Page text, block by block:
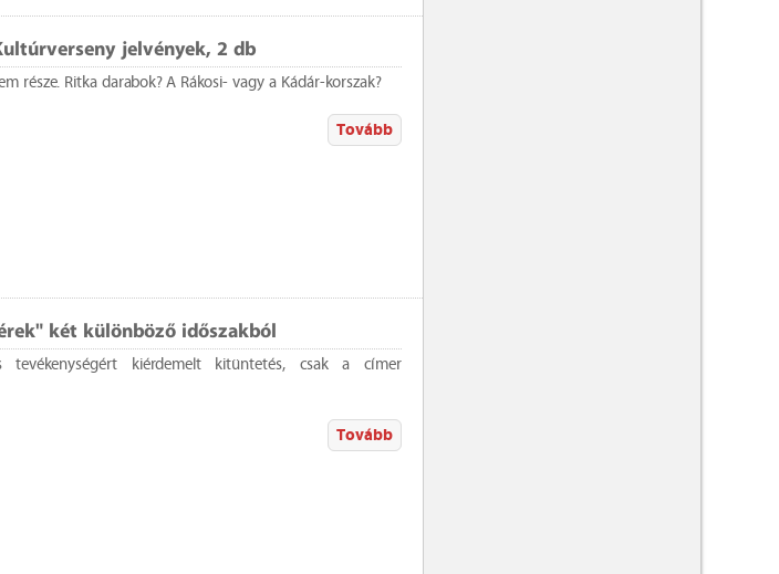
jelvények, 2 db
része. Ritka darabok? A Rákosi- vagy a Kádár-korszak?
Tovább
két különböző időszakból
tevékenységért kiérdemelt kitüntetés, csak a címer
Tovább